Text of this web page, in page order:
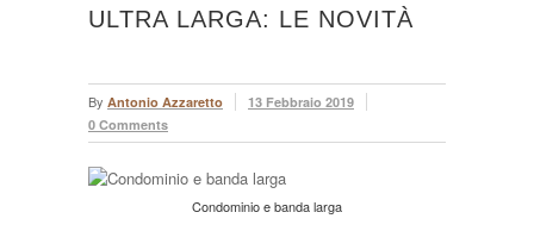
ULTRA LARGA: LE NOVITÀ
By Antonio Azzaretto
13 Febbraio 2019
0 Comments
Condominio e banda larga